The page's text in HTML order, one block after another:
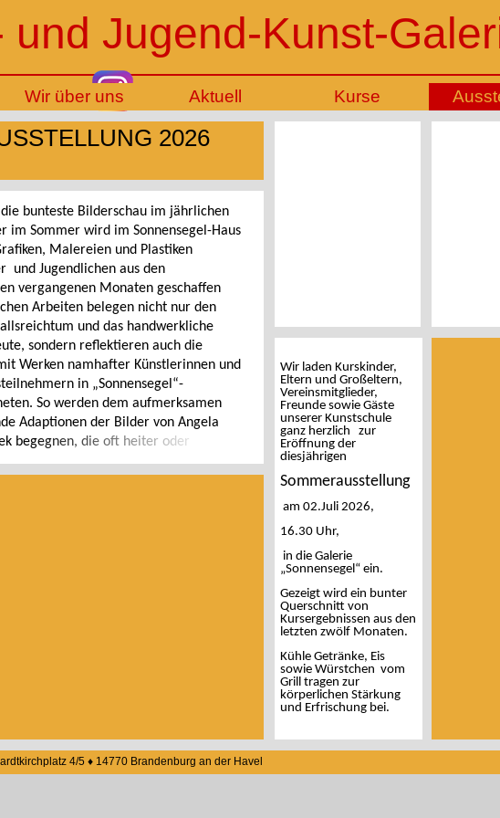
und Jugend-Kunst-
Wir über uns Aktuell Kurse
2026
bunteste Bilderschau im jährlichen
im Sommer wird im Sonnensegel-Haus
Malereien und Plastiken
und Jugendlichen aus den
vergangenen Monaten geschaffen
Arbeiten belegen nicht nur den
und das handwerkliche
sondern reflektieren auch die
Werken namhafter Künstlerinnen und
in „Sonnensegel“-
So werden dem aufmerksamen
Adaptionen der Bilder von Angela
begegnen, die oft heiter oder
das künstlerische Vorbild
Wir laden Kurskinder,
Eltern und Großeltern,
Vereinsmitglieder,
Freunde sowie Gäste
unserer Kunstschule
ganz herzlich zur
Eröffnung der
diesjährigen
Sommerausstellung
am 02.Juli 2026,
16.30 Uhr,
in die Galerie
„Sonnensegel“ ein.
Gezeigt wird ein bunter
Querschnitt von
Kursergebnissen aus den
letzten zwölf Monaten.
Kühle Getränke, Eis
sowie Würstchen vom
Grill tragen zur
körperlichen Stärkung
und Erfrischung bei.
4/5 ♦ 14770 Brandenburg an der Havel